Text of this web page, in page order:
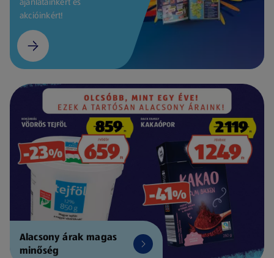
akcióinkért!
Alacsony árak magas
minőség